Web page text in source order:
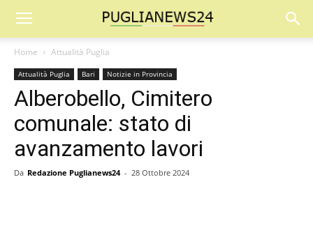
Home Attualità Puglia
Attualità Puglia Bari Notizie in Provincia
Alberobello, Cimitero
comunale: stato di
avanzamento lavori
Da Redazione Puglianews24 - 28 Ottobre 2024